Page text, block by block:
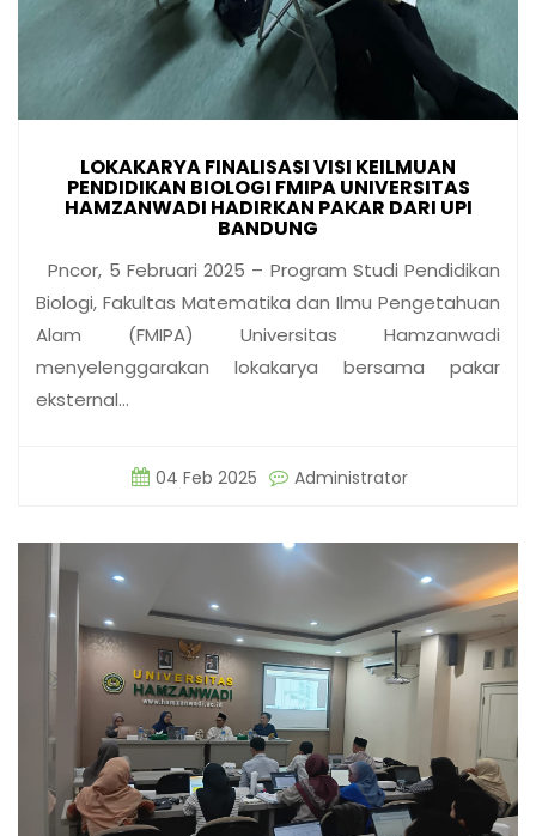
LOKAKARYA FINALISASI VISI KEILMUAN
PENDIDIKAN BIOLOGI FMIPA UNIVERSITAS
HAMZANWADI HADIRKAN PAKAR DARI UPI
BANDUNG
Pncor, 5 Februari 2025 – Program Studi Pendidikan
Biologi, Fakultas Matematika dan Ilmu Pengetahuan
Alam (FMIPA) Universitas Hamzanwadi
menyelenggarakan lokakarya bersama pakar
eksternal…
04 Feb 2025 Administrator